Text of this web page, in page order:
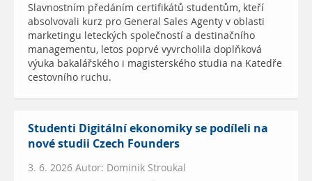
Slavnostním předáním certifikátů studentům, kteří
absolvovali kurz pro General Sales Agenty v oblasti
marketingu leteckých společností a destinačního
managementu, letos poprvé vyvrcholila doplňková
výuka bakalářského i magisterského studia na Katedře
cestovního ruchu.
Studenti Digitální ekonomiky se podíleli na
nové studii Czech Founders
3. 6. 2026 Autor: Dominik Stroukal